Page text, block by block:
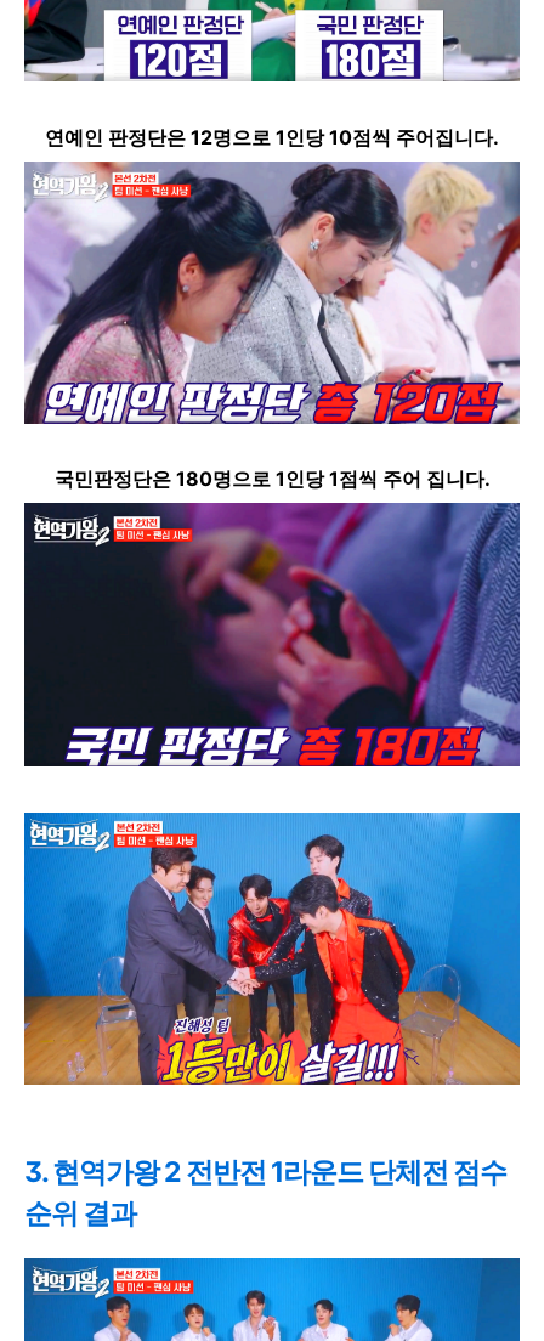
연예인 판정단은 12명으로 1인당 10점씩 주어집니다.
국민판정단은 180명으로 1인당 1점씩 주어 집니다.
3. 현역가왕 2 전반전 1라운드 단체전 점수
순위 결과